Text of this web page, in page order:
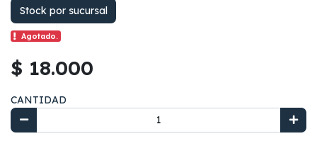
Stock por sucursal
Agotado.
$ 18.000
CANTIDAD